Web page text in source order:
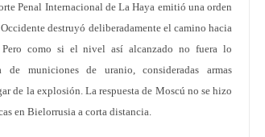
Penal Internacional de La Haya emitió una orden
destruyó deliberadamente el camino hacia
como si el nivel así alcanzado no fuera lo
municiones de uranio, consideradas armas
de la explosión. La respuesta de Moscú no se hizo
en Bielorrusia a corta distancia.